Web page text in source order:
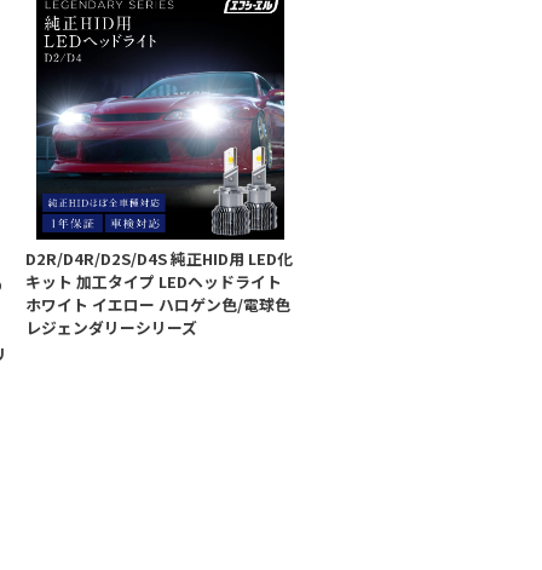
D2R/D4R/D2S/D4S 純正HID用 LED化
キット 加工タイプ LEDヘッドライト
ホワイト イエロー ハロゲン色/電球色
レジェンダリーシリーズ